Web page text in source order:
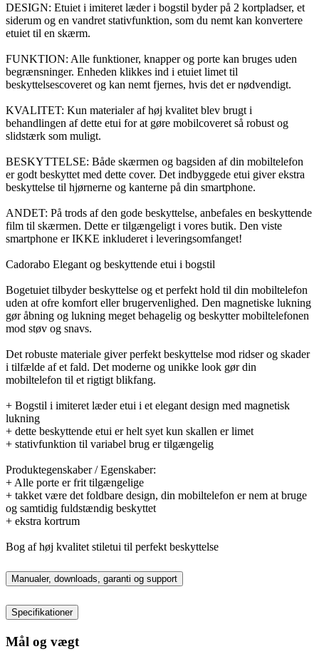
DESIGN: Etuiet i imiteret læder i bogstil byder på 2 kortpladser, et
siderum og en vandret stativfunktion, som du nemt kan konvertere
etuiet til en skærm.
FUNKTION: Alle funktioner, knapper og porte kan bruges uden
begrænsninger. Enheden klikkes ind i etuiet limet til
beskyttelsescoveret og kan nemt fjernes, hvis det er nødvendigt.
KVALITET: Kun materialer af høj kvalitet blev brugt i
behandlingen af dette etui for at gøre mobilcoveret så robust og
slidstærk som muligt.
BESKYTTELSE: Både skærmen og bagsiden af din mobiltelefon
er godt beskyttet med dette cover. Det indbyggede etui giver ekstra
beskyttelse til hjørnerne og kanterne på din smartphone.
ANDET: På trods af den gode beskyttelse, anbefales en beskyttende
film til skærmen. Dette er tilgængeligt i vores butik. Den viste
smartphone er IKKE inkluderet i leveringsomfanget!
Cadorabo Elegant og beskyttende etui i bogstil
Bogetuiet tilbyder beskyttelse og et perfekt hold til din mobiltelefon
uden at ofre komfort eller brugervenlighed. Den magnetiske lukning
gør åbning og lukning meget behagelig og beskytter mobiltelefonen
mod støv og snavs.
Det robuste materiale giver perfekt beskyttelse mod ridser og skader
i tilfælde af et fald. Det moderne og unikke look gør din
mobiltelefon til et rigtigt blikfang.
+ Bogstil i imiteret læder etui i et elegant design med magnetisk
lukning
+ dette beskyttende etui er helt syet kun skallen er limet
+ stativfunktion til variabel brug er tilgængelig
Produktegenskaber / Egenskaber:
+ Alle porte er frit tilgængelige
+ takket være det foldbare design, din mobiltelefon er nem at bruge
og samtidig fuldstændig beskyttet
+ ekstra kortrum
Bog af høj kvalitet stiletui til perfekt beskyttelse
Manualer, downloads, garanti og support
Specifikationer
Mål og vægt